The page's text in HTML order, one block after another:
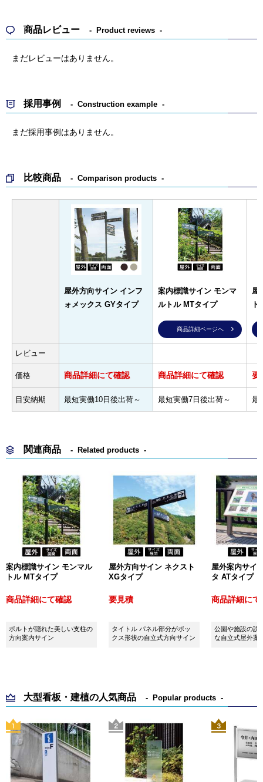
商品レビュー Product reviews
まだレビューはありません。
採用事例 Construction example
まだ採用事例はありません。
比較商品 Comparison products
屋外方向サイン インフ
ォメックス GYタイプ
案内標識サイン モンマ
ルトル MTタイプ
屋
商品詳細ページへ
レビュー
価格 商品詳細にて確認 商品詳細にて確認 要
目安納期 最短実働10日後出荷～ 最短実働7日後出荷～ 最
関連商品 Related products
案内標識サイン モンマル
トル MTタイプ
商品詳細にて確認
ボルトが隠れた美しい支柱の
方向案内サイン
屋外方向サイン ネクスト
XGタイプ
要見積
タイトル パネル部分がボッ
クス形状の自立式方向サイン
屋外案内サイ
タ ATタイプ
商品詳細にて
公園や施設の説
な自立式屋外案
大型看板・建植の人気商品 Popular products